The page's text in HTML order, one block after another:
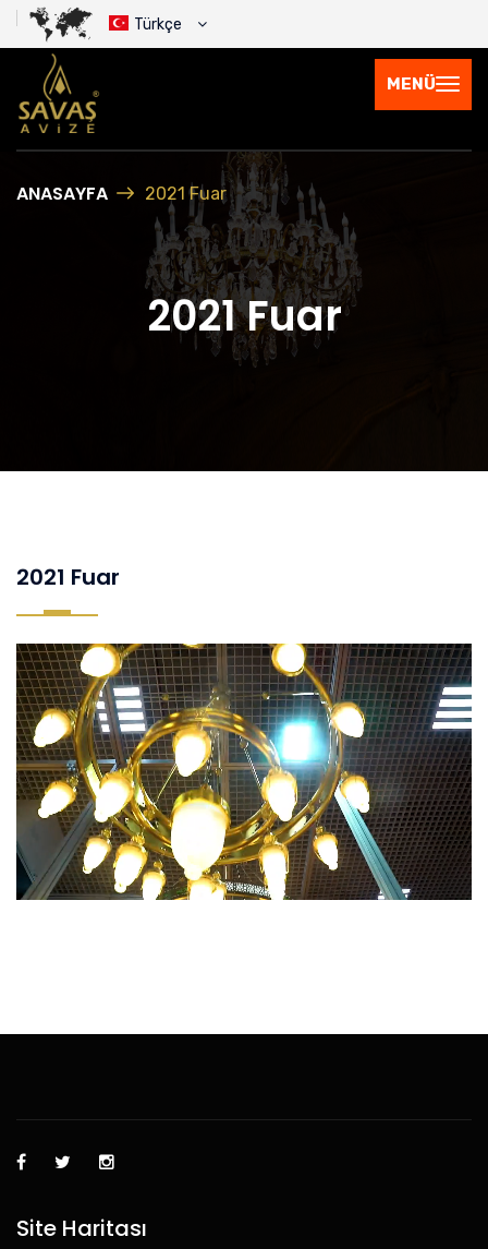
Türkçe
MENÜ
ANASAYFA 2021 Fuar
2021 Fuar
2021 Fuar
Site Haritası